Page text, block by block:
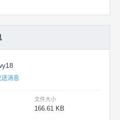
送消息
文件大小
166.61 KB